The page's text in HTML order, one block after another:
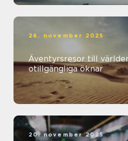
26. november 2025
Äventyrsresor till
otillgängliga öknar
20. november 2025